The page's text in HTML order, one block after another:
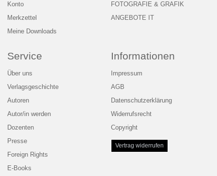
Konto
Merkzettel
Meine Downloads
FOTOGRAFIE & GRAFIK
ANGEBOTE IT
Service
Über uns
Verlagsgeschichte
Autoren
Autor/in werden
Dozenten
Presse
Foreign Rights
E-Books
Informationen
Impressum
AGB
Datenschutzerklärung
Widerrufsrecht
Copyright
Vertrag widerrufen